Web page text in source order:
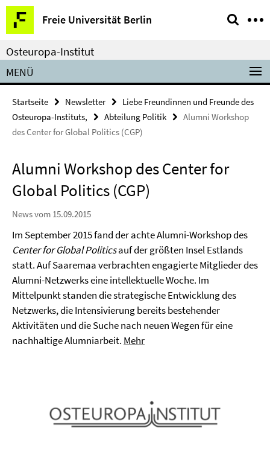
Springe
direkt
zu
Inhalt
Freie Universität Berlin
Service-
Navigation
Osteuropa-Institut
MENÜ
Startseite Newsletter
Liebe Freundinnen und Freunde des
Osteuropa-Instituts,
Abteilung Politik
Alumni Workshop
des Center for Global Politics (CGP)
Alumni Workshop des Center for
Global Politics (CGP)
News vom 15.09.2015
Im September 2015 fand der achte Alumni-Workshop des
Center for Global Politicsauf der größten Insel Estlands
statt. Auf Saaremaa verbrachten engagierte Mitglieder des
Alumni-Netzwerks eine intellektuelle Woche. Im
Mittelpunkt standen die strategische Entwicklung des
Netzwerks, die Intensivierung bereits bestehender
Aktivitäten und die Suche nach neuen Wegen für eine
nachhaltige Alumniarbeit. Mehr